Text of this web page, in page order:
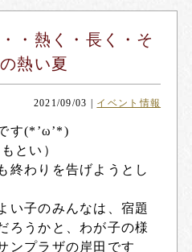
・熱く・長く・そ
熱い夏
2021/09/03 イベント情報
す(*’ω’*)
とい）
終わりを告げようとし
い子のみんなは、宿題
ろうかと、わが子の様
ンプラザの岸田です